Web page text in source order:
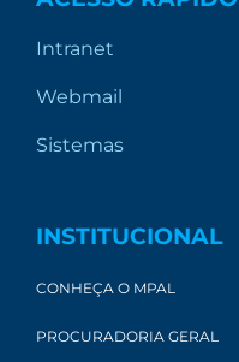
Intranet
Webmail
Sistemas
INSTITUCIONAL
CONHEÇA O MPAL
PROCURADORIA GERAL